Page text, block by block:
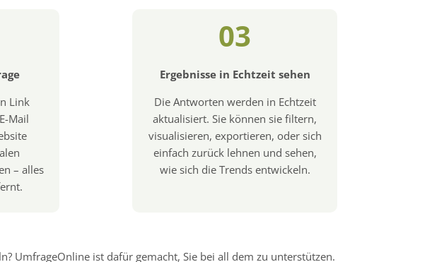
Link
Mail
– alles
03
Ergebnisse in Echtzeit sehen
Die Antworten werden in Echtzeit
aktualisiert. Sie können sie filtern,
visualisieren, exportieren, oder sich
einfach zurück lehnen und sehen,
wie sich die Trends entwickeln.
UmfrageOnline ist dafür gemacht, Sie bei all dem zu unterstützen.